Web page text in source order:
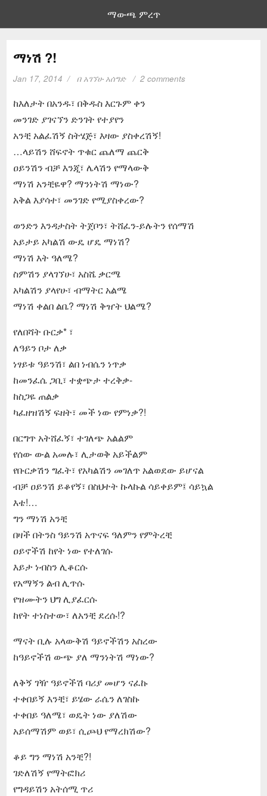
ማውጫ ምረጥ
ማነሽ ?!
Jan 17, 2014 በ አገኘሁ አሰግድ 2 comments
ከእለታት በአንዱ፣ በቅዱስ እርጉም ቀን
መንገድ ያገናኘን ድንገት የተያየን
አንቺ አልፈሽኝ ስትሄጅ፣ እዛው ያስቀረሽኝ!
…ላይሽን ሸፍኖት ጥቁር ጨለማ ጨርቅ
ዐይንሽን ብቻ እንጂ፣ ሌላሽን የማላውቅ
ማነሽ አንቺዬዋ? ማንነትሽ ማነው?
አቅል እያሳተ፣ መንገድ የሚያስቀረው?
ወንድን እንዳታስት ትጀቦን፣ ትሸፈን-ይሉትን የሰማሽ
አይታይ አካልሽ ውዴ ሆዴ ማነሽ?
ማነሽ እት ዓለሜ?
ስምሽን ያላገኘሁ፣ አስሼ ቃርሜ
አካልሽን ያላየሁ፣ ብማትር አልሜ
ማነሽ ቀልበ ልቤ? ማነሽ ቅዠት ህልሜ?
የለበሻት ቡርቃ* ፣
ለዓይን ቦታ ለቃ
ነፃይቱ ዓይንሽ፣ ልበ ነብሴን ነጥቃ
ከመንፈሴ ጋቢ፣ ተቋጭታ ተረቅቃ-
ከስጋዬ ጠልቃ
ካፈዘዝሽኝ ፍዘት፣ መች ነው የምነቃ?!
በርግጥ አትሸፈኝ፣ ተገለጭ አልልም
የሰው ውል አመሉ፣ ሊታወቅ አይችልም
የቡርቃሽን ግፈት፣ የአካልሽን መገለጥ አልወደው ይሆናል
ብቻ ዐይንሽ ይቆየኝ፣ በስህተት ኩላኩል ሳይቀይም፤ ሳይኳል
እቴ!…
ግን ማነሽ አንቺ
በዛች በትንስ ዓይንሽ አጥናፍ ዓለምን የምትረቺ
ዐይኖችሽ ከየት ነው የተለገሱ
እይታ ነብስን ሊቆርሱ
የአማኝን ልብ ሊጥሱ
የዝሙትን ህግ ሊያፈርሱ
ከየት ተነስተው፣ ለአንቺ ደረሱ!?
ማናት ቢሉ አላውቅሽ ዓይኖችሽን አስረው
ከዓይኖችሽ ውጭ ያለ ማንነትሽ ማነው?
ለቅኝ ገዥ ዓይኖችሽ ባሪያ መሆን ናፈኩ
ተቀበይኝ እንቺ፣ ይሄው ራሴን ለገስኩ
ተቀበይ ዓለሜ፣ ወዴት ነው ያለሽው
አይሰማሽም ወይ፣ ሲጮህ የማረክሽው?
ቆይ ግን ማነሽ አንቺ?!
ገድለሽኝ የማትፎክሪ
የግዳይሽን አትሰሚ ጥሪ